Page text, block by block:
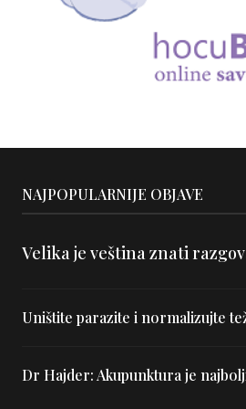
NAJPOPULARNIJE OBJAVE
Velika je veština znati
Uništite parazite i normalizujte
Dr Hajder: Akupunktura je